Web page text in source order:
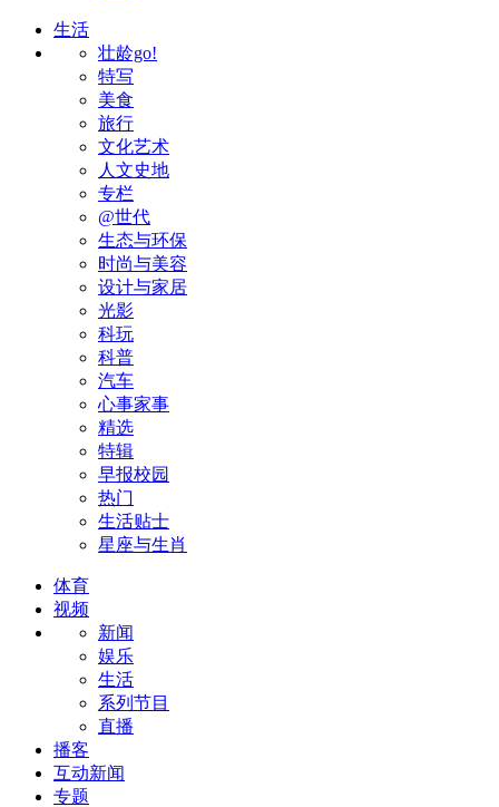
生活
壮龄go!
特写
美食
旅行
文化艺术
人文史地
专栏
@世代
生态与环保
时尚与美容
设计与家居
光影
科玩
科普
汽车
心事家事
精选
特辑
早报校园
热门
生活贴士
星座与生肖
体育
视频
新闻
娱乐
生活
系列节目
直播
播客
互动新闻
专题